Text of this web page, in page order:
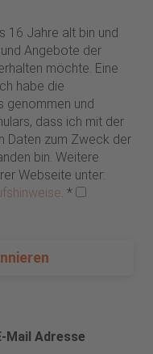
16 Jahre alt bin und
Angebote der
möchte. Eine
habe die
genommen und
dass ich mit der
Daten zum Zweck der
bin. Weitere
Webseite unter:
*
Mail Adresse